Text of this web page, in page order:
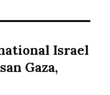
Israel
Gaza,